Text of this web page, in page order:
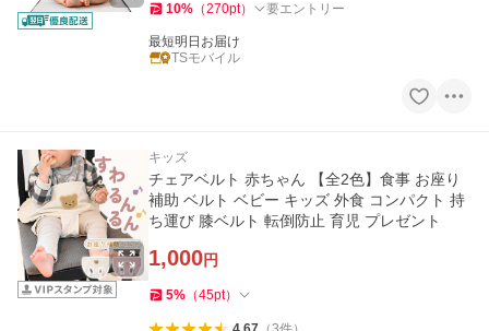
10% （270pt） 要エントリー
最短明日お届け
TSモバイル
キッズ
チェアベルト 赤ちゃん 【全2色】食事 お座り
補助 ベルト ベビー キッズ 外食 コンパクト 持
ち運び 膝ベルト 転倒防止 育児 プレゼント
1,000円
5% （45pt）